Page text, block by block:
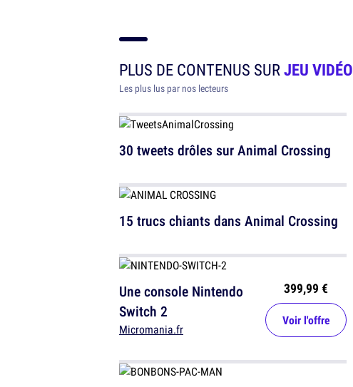
PLUS DE CONTENUS SURJEU VIDÉO
Les plus lus par nos lecteurs
30 tweets drôles sur Animal Crossing
15 trucs chiants dans Animal Crossing
Une console Nintendo
Switch 2
Micromania.fr
399,99 €
Voir l'offre